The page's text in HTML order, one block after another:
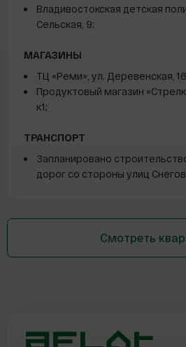
Владивостокская детская
Сельская, 9;
МАГАЗИНЫ
ТЦ «Реми», ул. Деревенская,
Продуктовый магазин
к1;
ТРАНСПОРТ
Запланировано
дорог со стороны улиц
Смотреть